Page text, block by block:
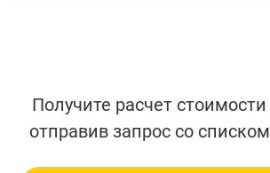
Получите расчет стоимости
отправив запрос со